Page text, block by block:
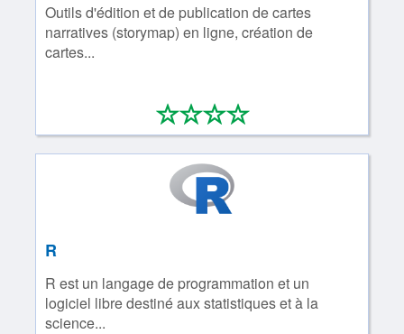
Outils d'édition et de publication de cartes
narratives (storymap) en ligne, création de
cartes...
****
0/4
R
R est un langage de programmation et un
logiciel libre destiné aux statistiques et à la
science...